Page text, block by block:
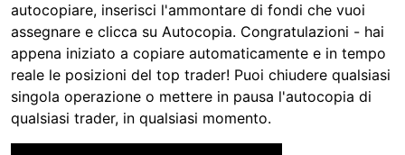
autocopiare, inserisci l'ammontare di fondi che vuoi
assegnare e clicca su Autocopia. Congratulazioni - hai
appena iniziato a copiare automaticamente e in tempo
reale le posizioni del top trader! Puoi chiudere qualsiasi
singola operazione o mettere in pausa l'autocopia di
qualsiasi trader, in qualsiasi momento.